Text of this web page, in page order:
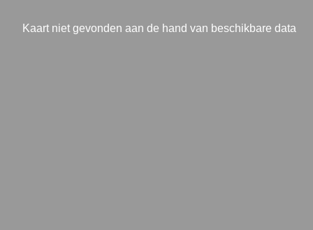
Kaart niet gevonden aan de hand van beschikbare data